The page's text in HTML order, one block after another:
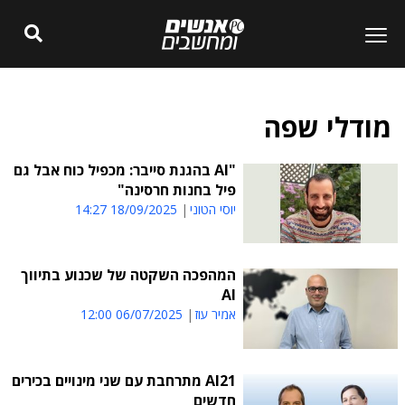
מודלי שפה
"AI בהגנת סייבר: מכפיל כוח אבל גם
פיל בחנות חרסינה"
יוסי הטוני 18/09/2025 14:27
המהפכה השקטה של שכנוע בתיווך
AI
אמיר עוז 06/07/2025 12:00
AI21 מתרחבת עם שני מינויים בכירים
חדשים